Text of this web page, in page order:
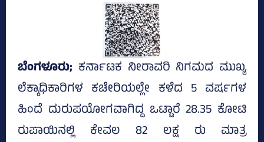
ಬೆಂಗಳೂರು; ಕರ್ನಾಟಕ ನೀರಾವರಿ ನಿಗಮದ ಮುಖ್ಯ
ಲೆಕ್ಕಾಧಿಕಾರಿಗಳ ಕಚೇರಿಯಲ್ಲೇ ಕಳೆದ 5 ವರ್ಷಗಳ
ಹಿಂದೆ ದುರುಪಯೋಗವಾಗಿದ್ದ ಒಟ್ಟಾರೆ 28.35 ಕೋಟಿ
ರುಪಾಯಿನಲ್ಲಿ ಕೇವಲ 82 ಲಕ್ಷ ರು ಮಾತ್ರ